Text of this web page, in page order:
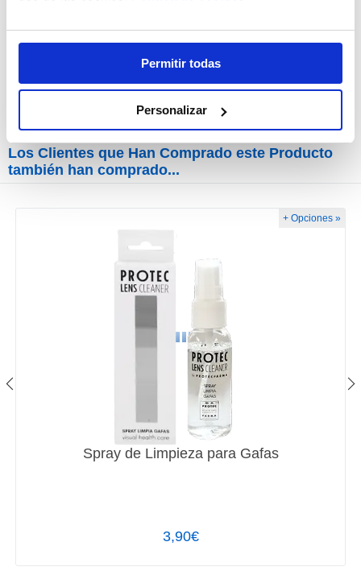
Permitir todas
Personalizar
Los Clientes que Han Comprado este Producto
también han comprado...
Spray de Limpieza para Gafas
3,90€
+ Opciones »